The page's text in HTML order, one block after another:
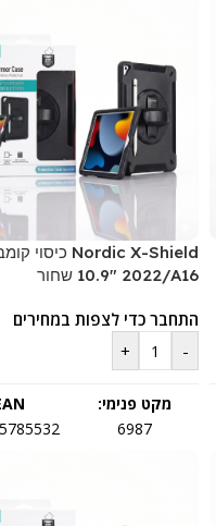
10.9" 2022/A16 שחור
התחבר כדי לצפות במחירים
-
+
מקט פנימי:
6987